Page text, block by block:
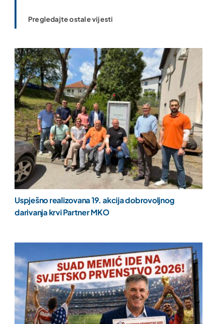
Pregledajte ostale vijesti
Uspješno realizovana 19. akcija dobrovoljnog
darivanja krvi Partner MKO